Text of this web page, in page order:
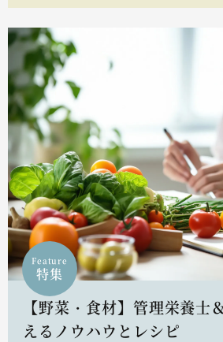
Feature
特集
【野菜・食材】管理栄養士
えるノウハウとレシピ